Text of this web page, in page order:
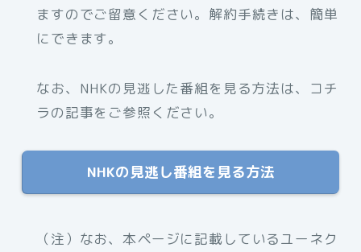
ますのでご留意ください。解約手続きは、簡単
にできます。
なお、NHKの見逃した番組を見る方法は、コチ
ラの記事をご参照ください。
NHKの見逃し番組を見る方法
（注）なお、本ページに記載しているユーネク